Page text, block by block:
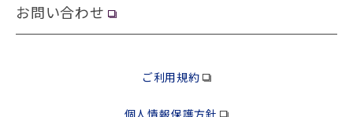
お問い合わせ
ご利用規約
個人情報保護方針